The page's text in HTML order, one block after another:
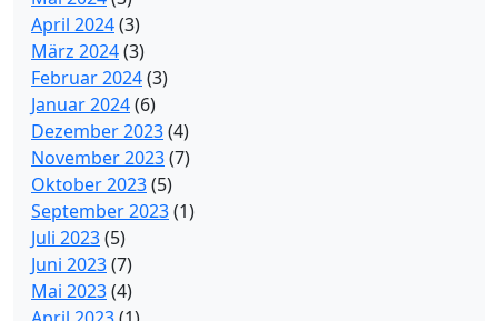
April 2024(3)
März 2024(3)
Februar 2024(3)
Januar 2024(6)
Dezember 2023(4)
November 2023(7)
Oktober 2023(5)
September 2023(1)
Juli 2023(5)
Juni 2023(7)
Mai 2023(4)